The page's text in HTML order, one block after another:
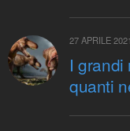
27 APRILE
I grandi
quanti